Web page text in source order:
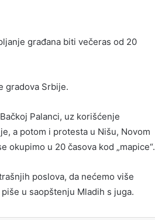
građana biti večeras od 20
gradova Srbije.
Palanci, uz korišćenje
a potom i protesta u Nišu, Novom
okupimo u 20 časova kod „mapice“.
poslova, da nećemo više
u saopštenju Mladih s juga.